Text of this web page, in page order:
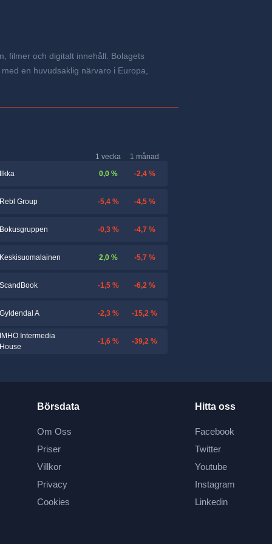
filmer och digitalt innehåll. Bolagets
en huvudsaklig närvaro i Europa,
1 vecka
1 månad
Ilkka
0,0 % -2,4 %
Rebl Group -5,4 % -4,5 %
Bokusgruppen -0,3 % -4,7 %
Keskisuomalainen 2,0 % -5,7 %
ScandBook -1,5 % -6,2 %
Gyldendal A -2,3 % -15,2 %
IMHO Intermedia
House
-1,6 % -39,2 %
Börsdata
Om Oss
Priser
Villkor
Privacy
Cookies
Hitta oss
Facebook
Twitter
Youtube
Instagram
Linkedin